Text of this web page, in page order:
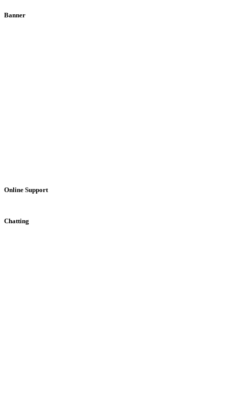
Banner
Online Support
Chatting